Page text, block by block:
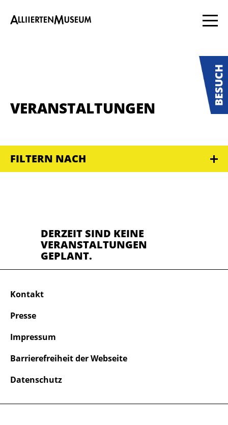
VERANSTALTUNGEN
FILTERN NACH
DERZEIT SIND KEINE
VERANSTALTUNGEN
GEPLANT.
Kontakt
Presse
Impressum
Barrierefreiheit der Webseite
Datenschutz